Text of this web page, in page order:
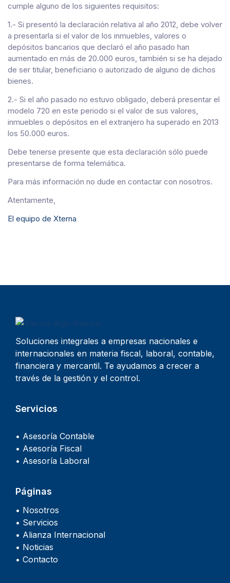
cumple alguno de los siguientes requisitos:
1.- Si presentó la declaración relativa al año 2012, debe volver
a presentarla si el valor de los inmuebles, valores o
depósitos bancarios que declaró el año pasado han
aumentado en más de 20.000 euros, también si se ha dejado
de ser titular, beneficiario o autorizado de alguno de dichos
bienes.
2.- Si el año pasado no estuvo obligado, deberá presentar el
modelo 720 en este periodo si el valor de sus valores,
inmuebles o depósitos en el extranjero ha superado en 2013
los 50.000 euros.
Debe tenerse presente que esta declaración sólo puede
presentarse de forma telemática.
Para más información no dude en contactar con nosotros.
Atentamente,
El equipo de Xterna
Soluciones integrales a empresas nacionales e
internacionales en materia fiscal, laboral, contable,
financiera y mercantil. Te ayudamos a crecer a
través de la gestión y el control.
Servicios
• Asesoría Contable
• Asesoría Fiscal
• Asesoría Laboral
Páginas
• Nosotros
• Servicios
• Alianza Internacional
• Noticias
• Contacto